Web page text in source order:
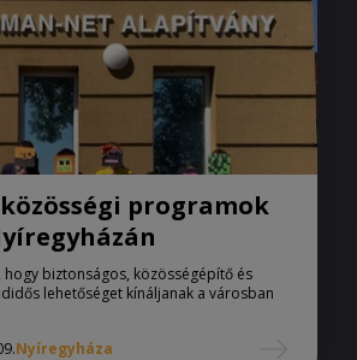
programok
hogy biztonságos, közösségépítő és
lehetőséget kínáljanak a városban
Nyíregyháza